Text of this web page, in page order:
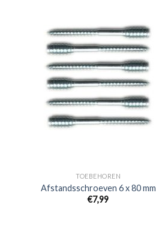
TOEBEHOREN
Afstandsschroeven 6 x 80 mm
€7,99